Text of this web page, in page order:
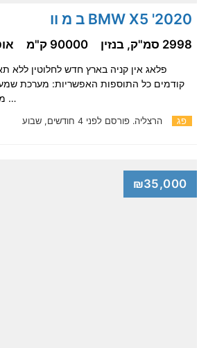
2020' BMW X5 ב מ וו
פג הרצליה.פורסם לפני 4 חודשים, שבוע
2998 סמ"ק, בנזין 90000 ק"מ
קודמים כל התוספות האפשריות: מערכת שמע
מערכות בטיחות מתקדמות …
₪35,000